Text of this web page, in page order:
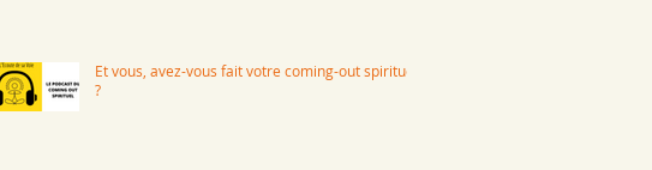
Et vous, avez-vous fait votre coming-out spirituel
?